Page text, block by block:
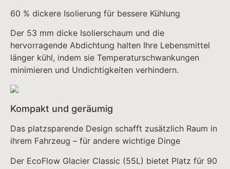
60 % dickere Isolierung für bessere Kühlung
Der 53 mm dicke Isolierschaum und die
hervorragende Abdichtung halten Ihre Lebensmittel
länger kühl, indem sie Temperaturschwankungen
minimieren und Undichtigkeiten verhindern.
Kompakt und geräumig
Das platzsparende Design schafft zusätzlich Raum in
ihrem Fahrzeug – für andere wichtige Dinge
Der EcoFlow Glacier Classic (55L) bietet Platz für 90